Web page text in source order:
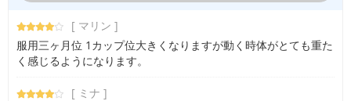
[ マリン ]
服用三ヶ月位 1カップ位大きくなりますが動く時体がとても重た
く感じるようになります。
[ ミナ ]